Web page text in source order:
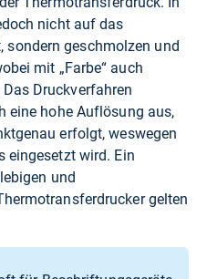
nicht auf das
geschmolzen und
mit „Farbe“ auch
Druckverfahren
eine hohe Auflösung aus,
erfolgt, weswegen
eingesetzt wird. Ein
und
gelten